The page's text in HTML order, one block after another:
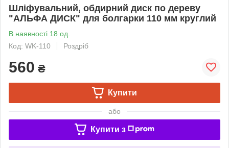
Шліфувальний, обдирний диск по дереву
"АЛЬФА ДИСК" для болгарки 110 мм круглий
В наявності 18 од.
Код: WK-110
Роздріб
560 ₴
Купити
або
Купити з